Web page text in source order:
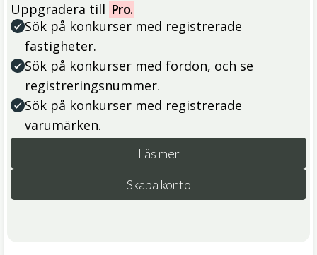
Uppgradera till Pro.
Sök på konkurser med registrerade
fastigheter.
Sök på konkurser med fordon, och se
registreringsnummer.
Sök på konkurser med registrerade
varumärken.
Läs mer
Skapa konto